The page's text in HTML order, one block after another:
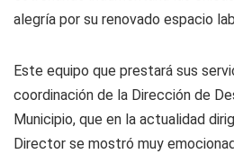
alegría por su renovado espacio
Este equipo que prestará sus
coordinación de la Dirección de
Municipio, que en la actualidad
Director se mostró muy